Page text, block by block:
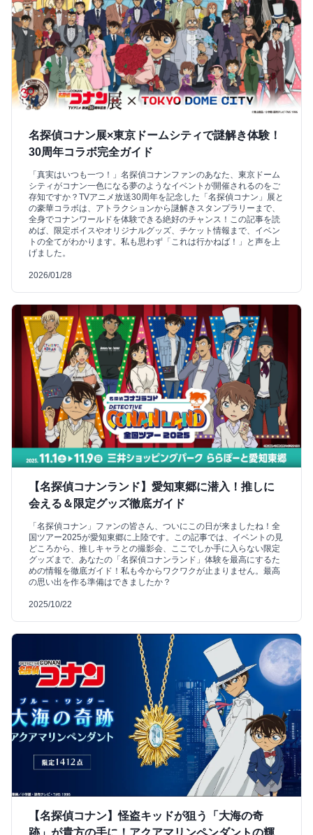
名探偵コナン展×東京ドームシティで謎解き体験！
30周年コラボ完全ガイド
「真実はいつも一つ！」名探偵コナンファンのあなた、東京ドーム
シティがコナン一色になる夢のようなイベントが開催されるのをご
存知ですか？TVアニメ放送30周年を記念した「名探偵コナン」展と
の豪華コラボは、アトラクションから謎解きスタンプラリーまで、
全身でコナンワールドを体験できる絶好のチャンス！この記事を読
めば、限定ボイスやオリジナルグッズ、チケット情報まで、イベン
トの全てがわかります。私も思わず「これは行かねば！」と声を上
げました。
2026/01/28
【名探偵コナンランド】愛知東郷に潜入！推しに
会える＆限定グッズ徹底ガイド
「名探偵コナン」ファンの皆さん、ついにこの日が来ましたね！全
国ツアー2025が愛知東郷に上陸です。この記事では、イベントの見
どころから、推しキャラとの撮影会、ここでしか手に入らない限定
グッズまで、あなたの「名探偵コナンランド」体験を最高にするた
めの情報を徹底ガイド！私も今からワクワクが止まりません。最高
の思い出を作る準備はできましたか？
2025/10/22
【名探偵コナン】怪盗キッドが狙う「大海の奇